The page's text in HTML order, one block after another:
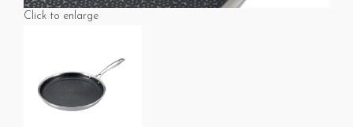
Click to enlarge